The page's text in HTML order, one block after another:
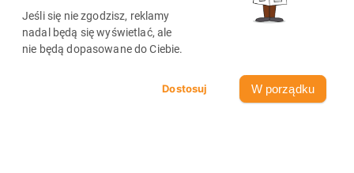
Jeśli się nie zgodzisz, reklamy
nadal będą się wyświetlać, ale
nie będą dopasowane do Ciebie.
W porządku